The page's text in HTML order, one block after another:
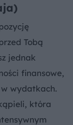
Tobą
jednak
finansowe,
wydatkach.
która